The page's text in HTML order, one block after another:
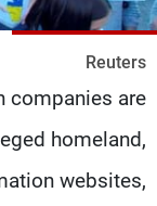
Reuters
companies are
homeland,
websites,
البرامج
جدول البرامج
شاهد البرامج
الترددات
الإنـتـاج